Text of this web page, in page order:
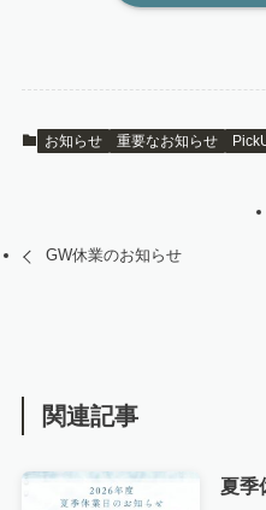
お知らせ 重要なお知らせ
GW休業のお知らせ
関連記事
夏季